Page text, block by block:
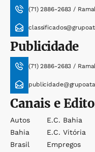
(71) 2886-2683 /
Publicidade
(71) 2886-2683 /
Canais e
Autos
Bahia
Brasil
E.c. Bahia
E.c. Vitória
Empregos